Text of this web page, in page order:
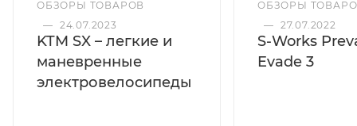
ОБЗОРЫ ТОВАРОВ
— 24.07.2023
KTM SX – легкие и
маневренные
электровелосипеды
ОБЗОРЫ
— 27.07.2022
S-Works
Evade 3